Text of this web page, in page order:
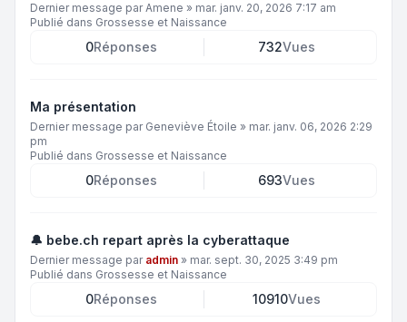
Dernier message parAmene » mar. janv. 20, 2026 7:17 am
Publié dans Grossesse et Naissance
0Réponses 732Vues
Ma présentation
Dernier message par Geneviève Étoile » mar. janv. 06, 2026 2:29
pm
Publié dans Grossesse et Naissance
0Réponses 693Vues
🔔 bebe.ch repart après la cyberattaque
Dernier message par admin » mar. sept. 30, 2025 3:49 pm
Publié dans Grossesse et Naissance
0Réponses 10910Vues